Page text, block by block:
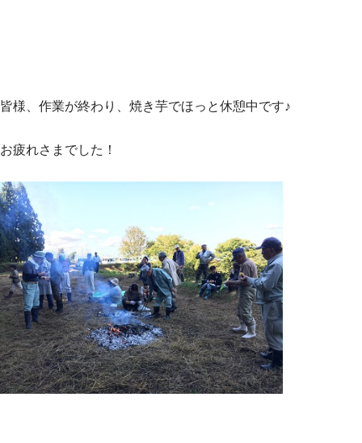
皆様、作業が終わり、焼き芋でほっと休憩中です♪
お疲れさまでした！